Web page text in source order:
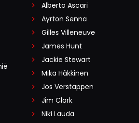
Alberto Ascari
Ayrton Senna
Gilles Villeneuve
James Hunt
Jackie Stewart
Mika Häkkinen
Jos Verstappen
Jim Clark
Niki Lauda